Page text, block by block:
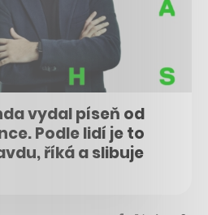
vydal píseň od
Podle lidí je to
říká a slibuje